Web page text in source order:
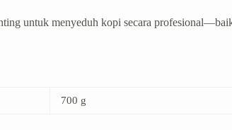
untuk menyeduh kopi secara
700 g